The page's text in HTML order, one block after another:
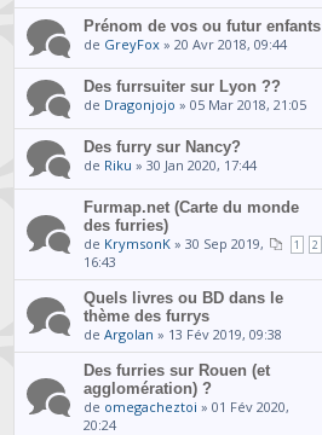
Prénom de vos ou futur enfants
de GreyFox » 20 Avr 2018, 09:44
Des furrsuiter sur Lyon ??
de Dragonjojo » 05 Mar 2018, 21:05
Des furry sur Nancy?
de Riku » 30 Jan 2020, 17:44
Furmap.net (Carte du monde
des furries)
1 2
de KrymsonK » 30 Sep 2019,
16:43
Quels livres ou BD dans le
thème des furrys
deArgolan » 13 Fév 2019, 09:38
Des furries sur Rouen (et
agglomération) ?
de omegacheztoi » 01 Fév 2020,
20:24